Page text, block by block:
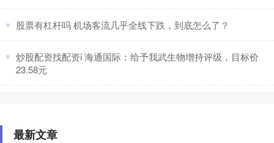
​股票有杠杆吗 机场客流几乎全线下跌，到底怎么了？
​炒股配资找配资i 海通国际：给予我武生物增持评级，目标价
23.58元
最新文章